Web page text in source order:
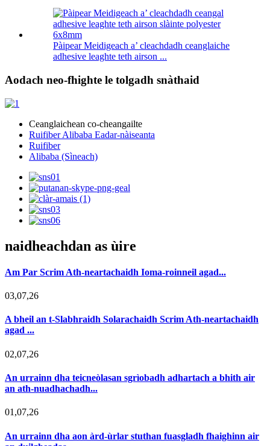
Pàipear Meidigeach a’ cleachdadh ceanglaiche
adhesive leaghte teth airson ...
Aodach neo-fhighte le tolgadh snàthaid
Ceanglaichean co-cheangailte
Ruifiber Alibaba Eadar-nàiseanta
Ruifiber
Alibaba (Sìneach)
naidheachdan as ùire
Am Par Scrim Ath-neartachaidh Ioma-roinneil agad...
03,07,26
A bheil an t-Slabhraidh Solarachaidh Scrim Ath-neartachaidh
agad ...
02,07,26
An urrainn dha teicneòlasan sgrìobadh adhartach a bhith air
an ath-nuadhachadh...
01,07,26
An urrainn dha aon àrd-ùrlar stuthan fuasgladh fhaighinn air